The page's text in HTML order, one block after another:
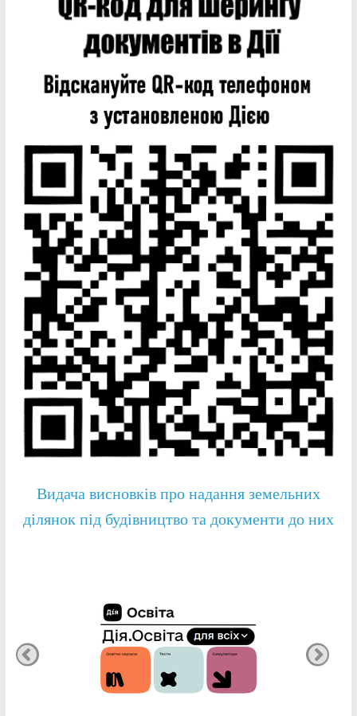
Видача висновків про надання земельних
ділянок під будівництво та документи до них